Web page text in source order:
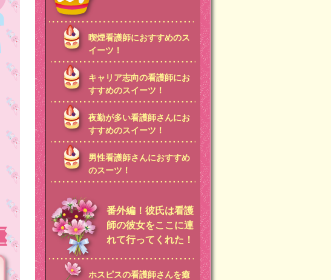
喫煙看護師におすすめのス
イーツ！
キャリア志向の看護師にお
すすめのスイーツ！
夜勤が多い看護師さんにお
すすめのスイーツ！
男性看護師さんにおすすめ
のスーツ！
番外編！彼氏は看護
師の彼女をここに連
れて行ってくれた！
ホスピスの看護師さんを癒